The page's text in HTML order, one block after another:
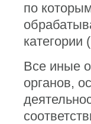
по
категории
Все иные
органов,